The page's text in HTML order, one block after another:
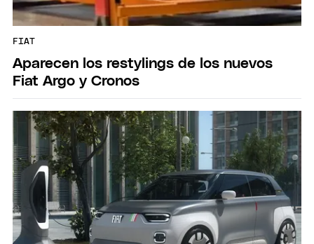
FIAT
Aparecen los restylings de los nuevos
Fiat Argo y Cronos